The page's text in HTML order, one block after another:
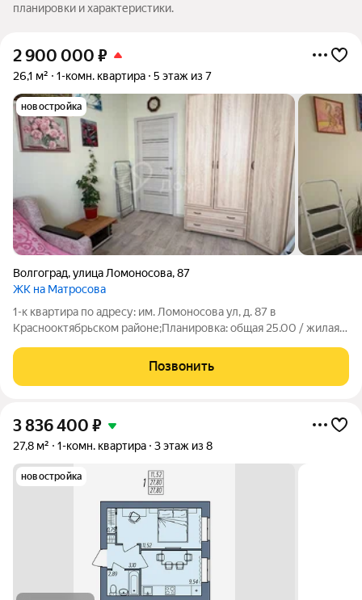
планировки и характеристики.
2 900 000 ₽
26,1 м² 1-комн. квартира 5 этаж из 7
новостройка
Волгоград,улица Ломоносова,87
ЖК на Матросова
1-к квартира по адресу: им. Ломоносова ул, д. 87 в
Краснооктябрьском районе;Планировка: общая 25.00 / жилая
потолки. Пластиковые окна. На полу линолеум. Есть
застекленная пластиком лоджияПри
Позвонить
3 836 400 ₽
27,8 м² 1-комн. квартира 3 этаж из 8
новостройка